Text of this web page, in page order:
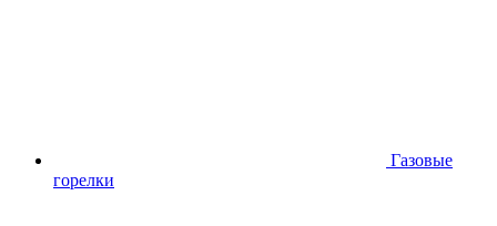
Газовые
горелки